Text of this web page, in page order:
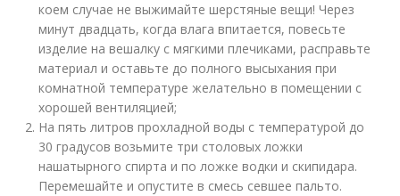
коем случае не выжимайте шерстяные вещи! Через
минут двадцать, когда влага впитается, повесьте
изделие на вешалку с мягкими плечиками, расправьте
материал и оставьте до полного высыхания при
комнатной температуре желательно в помещении с
хорошей вентиляцией;
На пять литров прохладной воды с температурой до
30 градусов возьмите три столовых ложки
нашатырного спирта и по ложке водки и скипидара.
Перемешайте и опустите в смесь севшее пальто.